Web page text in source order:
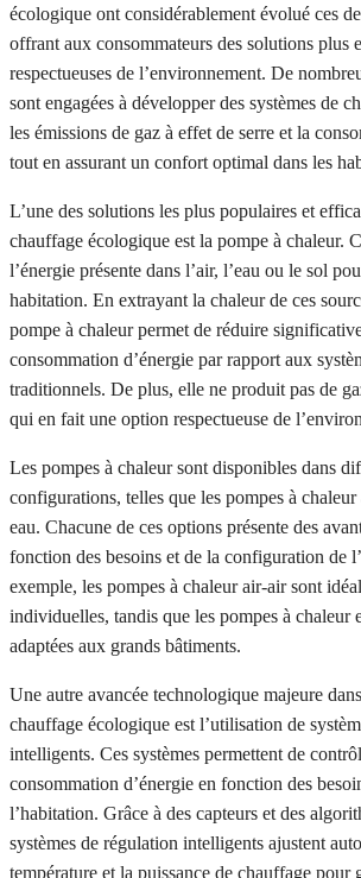
écologique ont considérablement évolué ces
offrant aux consommateurs des solutions plus
respectueuses de l’environnement. De
sont engagées à développer des systèmes de
les émissions de gaz à effet de serre et la
tout en assurant un confort optimal dans les
L’une des solutions les plus populaires et
chauffage écologique est la pompe à chaleur.
l’énergie présente dans l’air, l’eau ou le sol
habitation. En extrayant la chaleur de ces
pompe à chaleur permet de réduire
consommation d’énergie par rapport aux
traditionnels. De plus, elle ne produit pas de
qui en fait une option respectueuse de
Les pompes à chaleur sont disponibles dans
configurations, telles que les pompes à
eau. Chacune de ces options présente des
fonction des besoins et de la configuration de
exemple, les pompes à chaleur air-air sont
individuelles, tandis que les pompes à chaleur
adaptées aux grands bâtiments.
Une autre avancée technologique majeure
chauffage écologique est l’utilisation de
intelligents. Ces systèmes permettent de
consommation d’énergie en fonction des
l’habitation. Grâce à des capteurs et des
systèmes de régulation intelligents ajustent
température et la puissance de chauffage pour